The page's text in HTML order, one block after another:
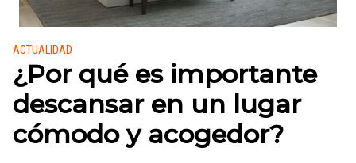
Publicado en:
ACTUALIDAD
¿Por qué es importante
descansar en un lugar
cómodo y acogedor?